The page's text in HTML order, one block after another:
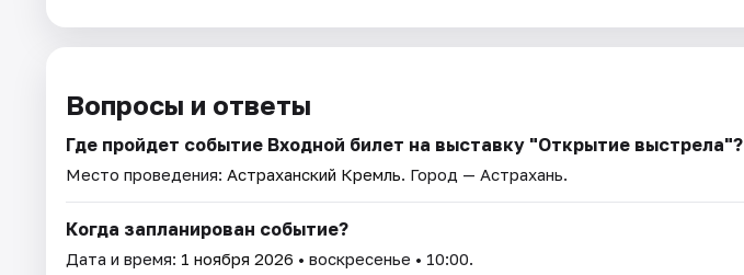
Вопросы и ответы
Где пройдет событие Входной билет на выставку "Открытие выстрела"?
Место проведения: Астраханский Кремль. Город — Астрахань.
Когда запланирован событие?
Дата и время: 1 ноября 2026 • воскресенье • 10:00.